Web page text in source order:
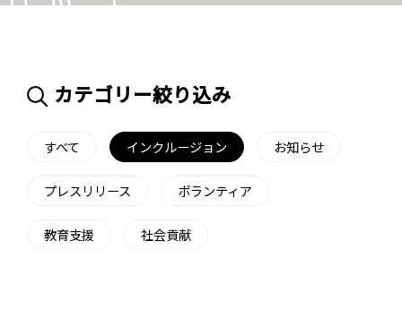
カテゴリー絞り込み
すべて インクルージョン お知らせ
プレスリリース ボランティア
教育支援 社会貢献